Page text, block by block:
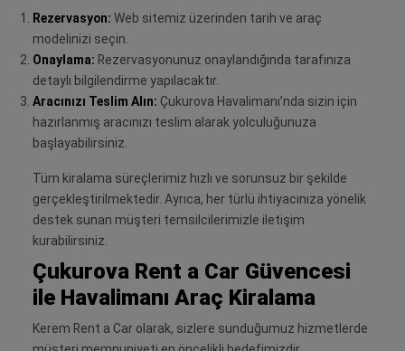
Rezervasyon: Web sitemiz üzerinden tarih ve araç
modelinizi seçin.
Onaylama: Rezervasyonunuz onaylandığında tarafınıza
detaylı bilgilendirme yapılacaktır.
Aracınızı Teslim Alın: Çukurova Havalimanı’nda sizin için
hazırlanmış aracınızı teslim alarak yolculuğunuza
başlayabilirsiniz.
Tüm kiralama süreçlerimiz hızlı ve sorunsuz bir şekilde
gerçekleştirilmektedir. Ayrıca, her türlü ihtiyacınıza yönelik
destek sunan müşteri temsilcilerimizle iletişim
kurabilirsiniz.
Çukurova Rent a Car Güvencesi
ile Havalimanı Araç Kiralama
Kerem Rent a Car olarak, sizlere sunduğumuz hizmetlerde